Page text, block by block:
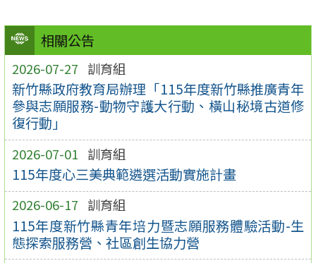
相關公告
2026-07-27 訓育組
新竹縣政府教育局辦理「115年度新竹縣推廣青年
參與志願服務-動物守護大行動、橫山秘境古道修
復行動」
2026-07-01 訓育組
115年度心三美典範遴選活動實施計畫
2026-06-17 訓育組
115年度新竹縣青年培力暨志願服務體驗活動-生
態探索服務營、社區創生協力營